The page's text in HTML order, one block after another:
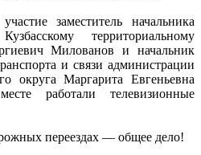
заместитель начальника
территориальному
Милованов и начальник
и связи администрации
округа Маргарита Евгеньевна
работали телевизионные
переездах — общее дело!